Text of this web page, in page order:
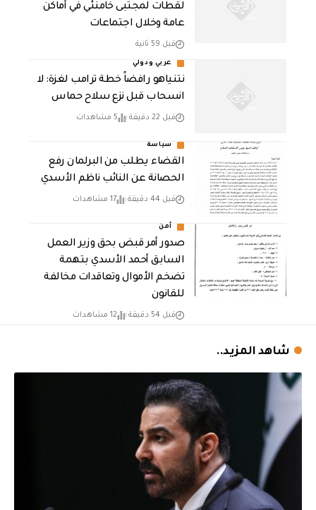
لقطات لمجتبى خامنئي في أماكن
عامة وخلال اجتماعات
قبل 59 ثانية
عربي ودولي
نتنياهو رافضاً خطة ترامب لغزة: لا
انسحاب قبل نزع سلاح حماس
قبل 22 دقيقة 5 مشاهدات
سياسة
القضاء يطلب من البرلمان رفع
الحصانة عن النائب ناظم الأسدي
قبل 44 دقيقة 17 مشاهدات
أمن
صدور أمر قبض بحق وزير العمل
السابق أحمد الأسدي بتهمة
تضخم الأموال وتعاقدات مخالفة
للقانون
قبل 54 دقيقة 12 مشاهدات
شاهد المزيد..